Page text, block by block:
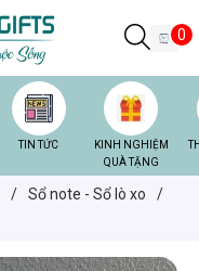
0
TIN TỨC
KINH NGHIỆM
QUÀ TẶNG
/ Sổ note - Sổ lò xo
/